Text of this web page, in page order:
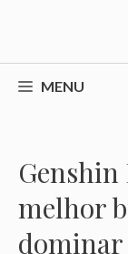
o
conteúdoMENU
melhor
dominar